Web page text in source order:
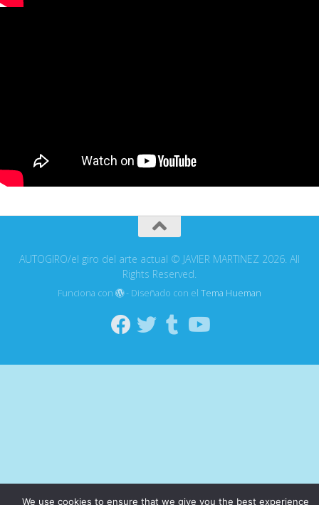
AUTOGIRO/el giro del arte actual © JAVIER MARTINEZ 2026. All
Rights Reserved.
Funciona con - Diseñado con elTema Hueman
We use cookies to ensure that we give you the best experience